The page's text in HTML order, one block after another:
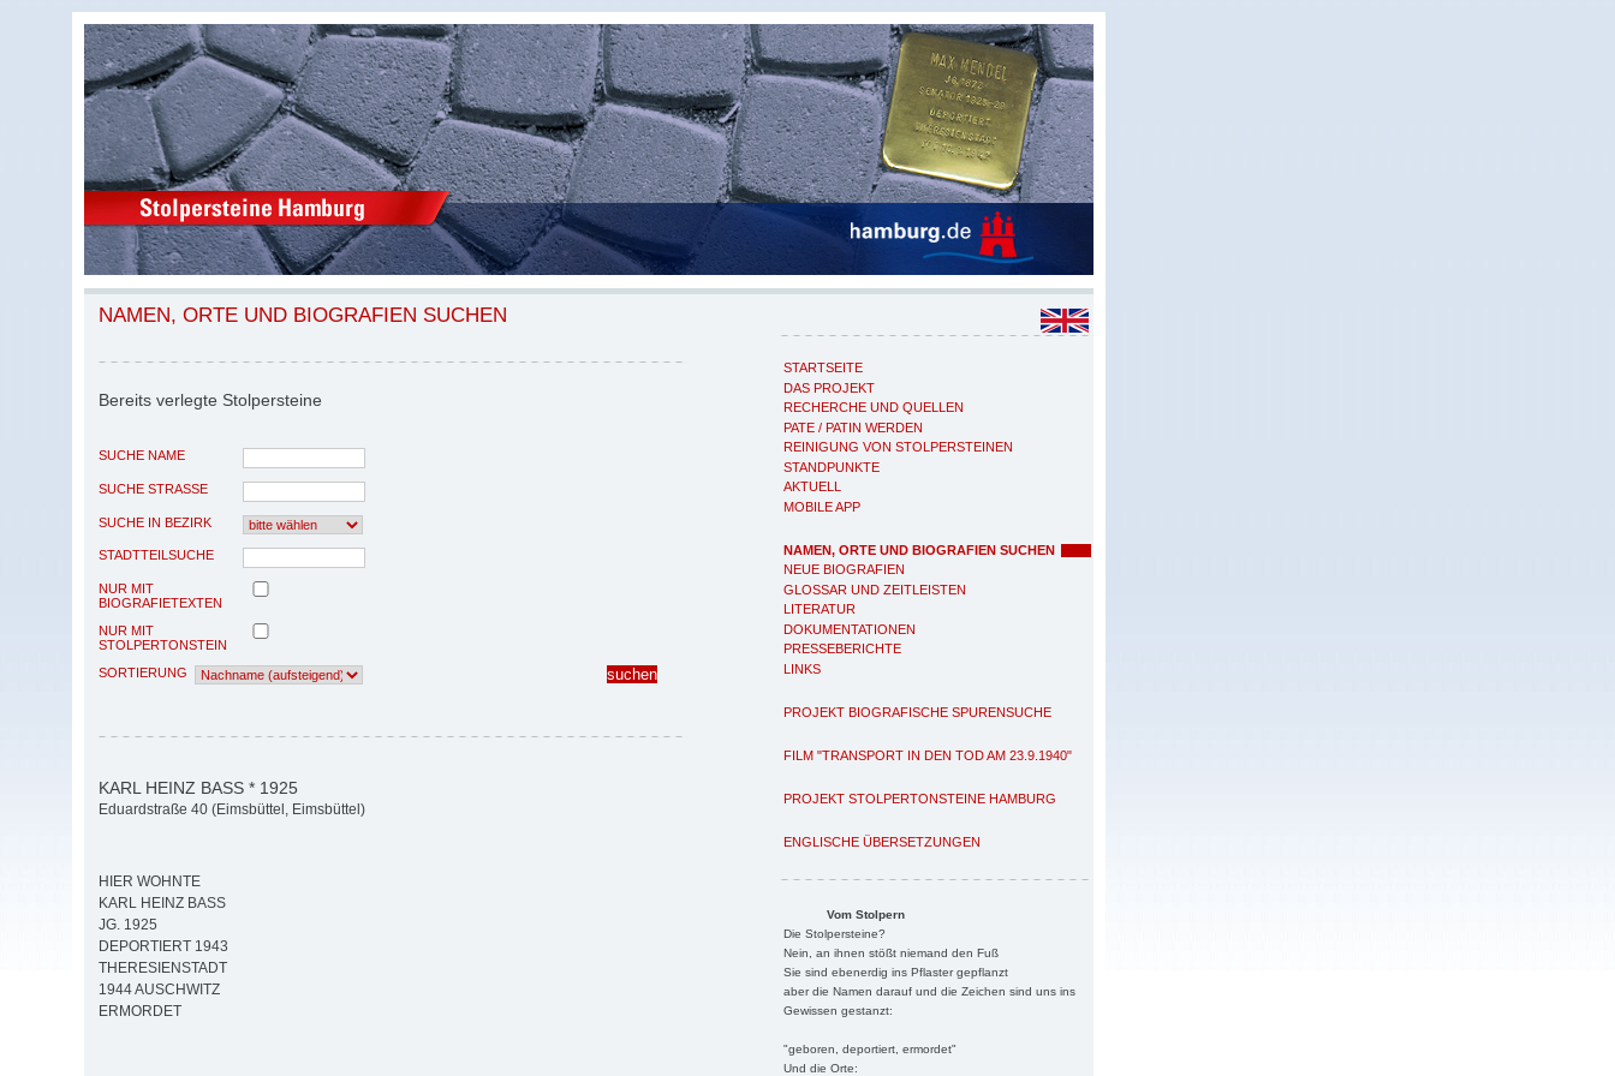
STARTSEITE
DAS PROJEKT
RECHERCHE UND QUELLEN
PATE / PATIN WERDEN
REINIGUNG VON STOLPERSTEINEN
STANDPUNKTE
AKTUELL
MOBILE APP
NAMEN, ORTE UND BIOGRAFIEN SUCHEN
NEUE BIOGRAFIEN
GLOSSAR UND ZEITLEISTEN
LITERATUR
DOKUMENTATIONEN
PRESSEBERICHTE
LINKS
PROJEKT BIOGRAFISCHE SPURENSUCHE
FILM "TRANSPORT IN DEN TOD AM 23.9.1940"
PROJEKT STOLPERTONSTEINE HAMBURG
ENGLISCHE ÜBERSETZUNGEN
Vom Stolpern
Die Stolpersteine?
Nein, an ihnen stößt niemand den Fuß
Sie sind ebenerdig ins Pflaster gepflanzt
aber die Namen darauf und die Zeichen sind uns ins
Gewissen gestanzt:
"geboren, deportiert, ermordet"
Und die Orte:
NAMEN, ORTE UND BIOGRAFIEN SUCHEN
Bereits verlegte Stolpersteine
SUCHE NAME
SUCHE STRASSE
SUCHE IN BEZIRK
STADTTEILSUCHE
NUR MIT
BIOGRAFIETEXTEN
NUR MIT
STOLPERTONSTEIN
SORTIERUNG
KARL HEINZ BASS * 1925
Eduardstraße 40 (Eimsbüttel, Eimsbüttel)
HIER WOHNTE
KARL HEINZ BASS
JG. 1925
DEPORTIERT 1943
THERESIENSTADT
1944 AUSCHWITZ
ERMORDET